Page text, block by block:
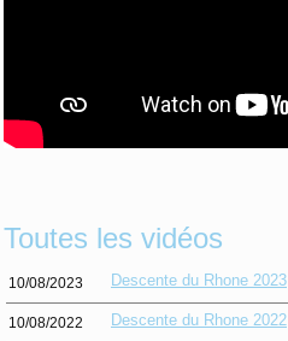
Toutes les vidéos
10/08/2023 Descente du Rhone 2023
10/08/2022 Descente du Rhone 2022